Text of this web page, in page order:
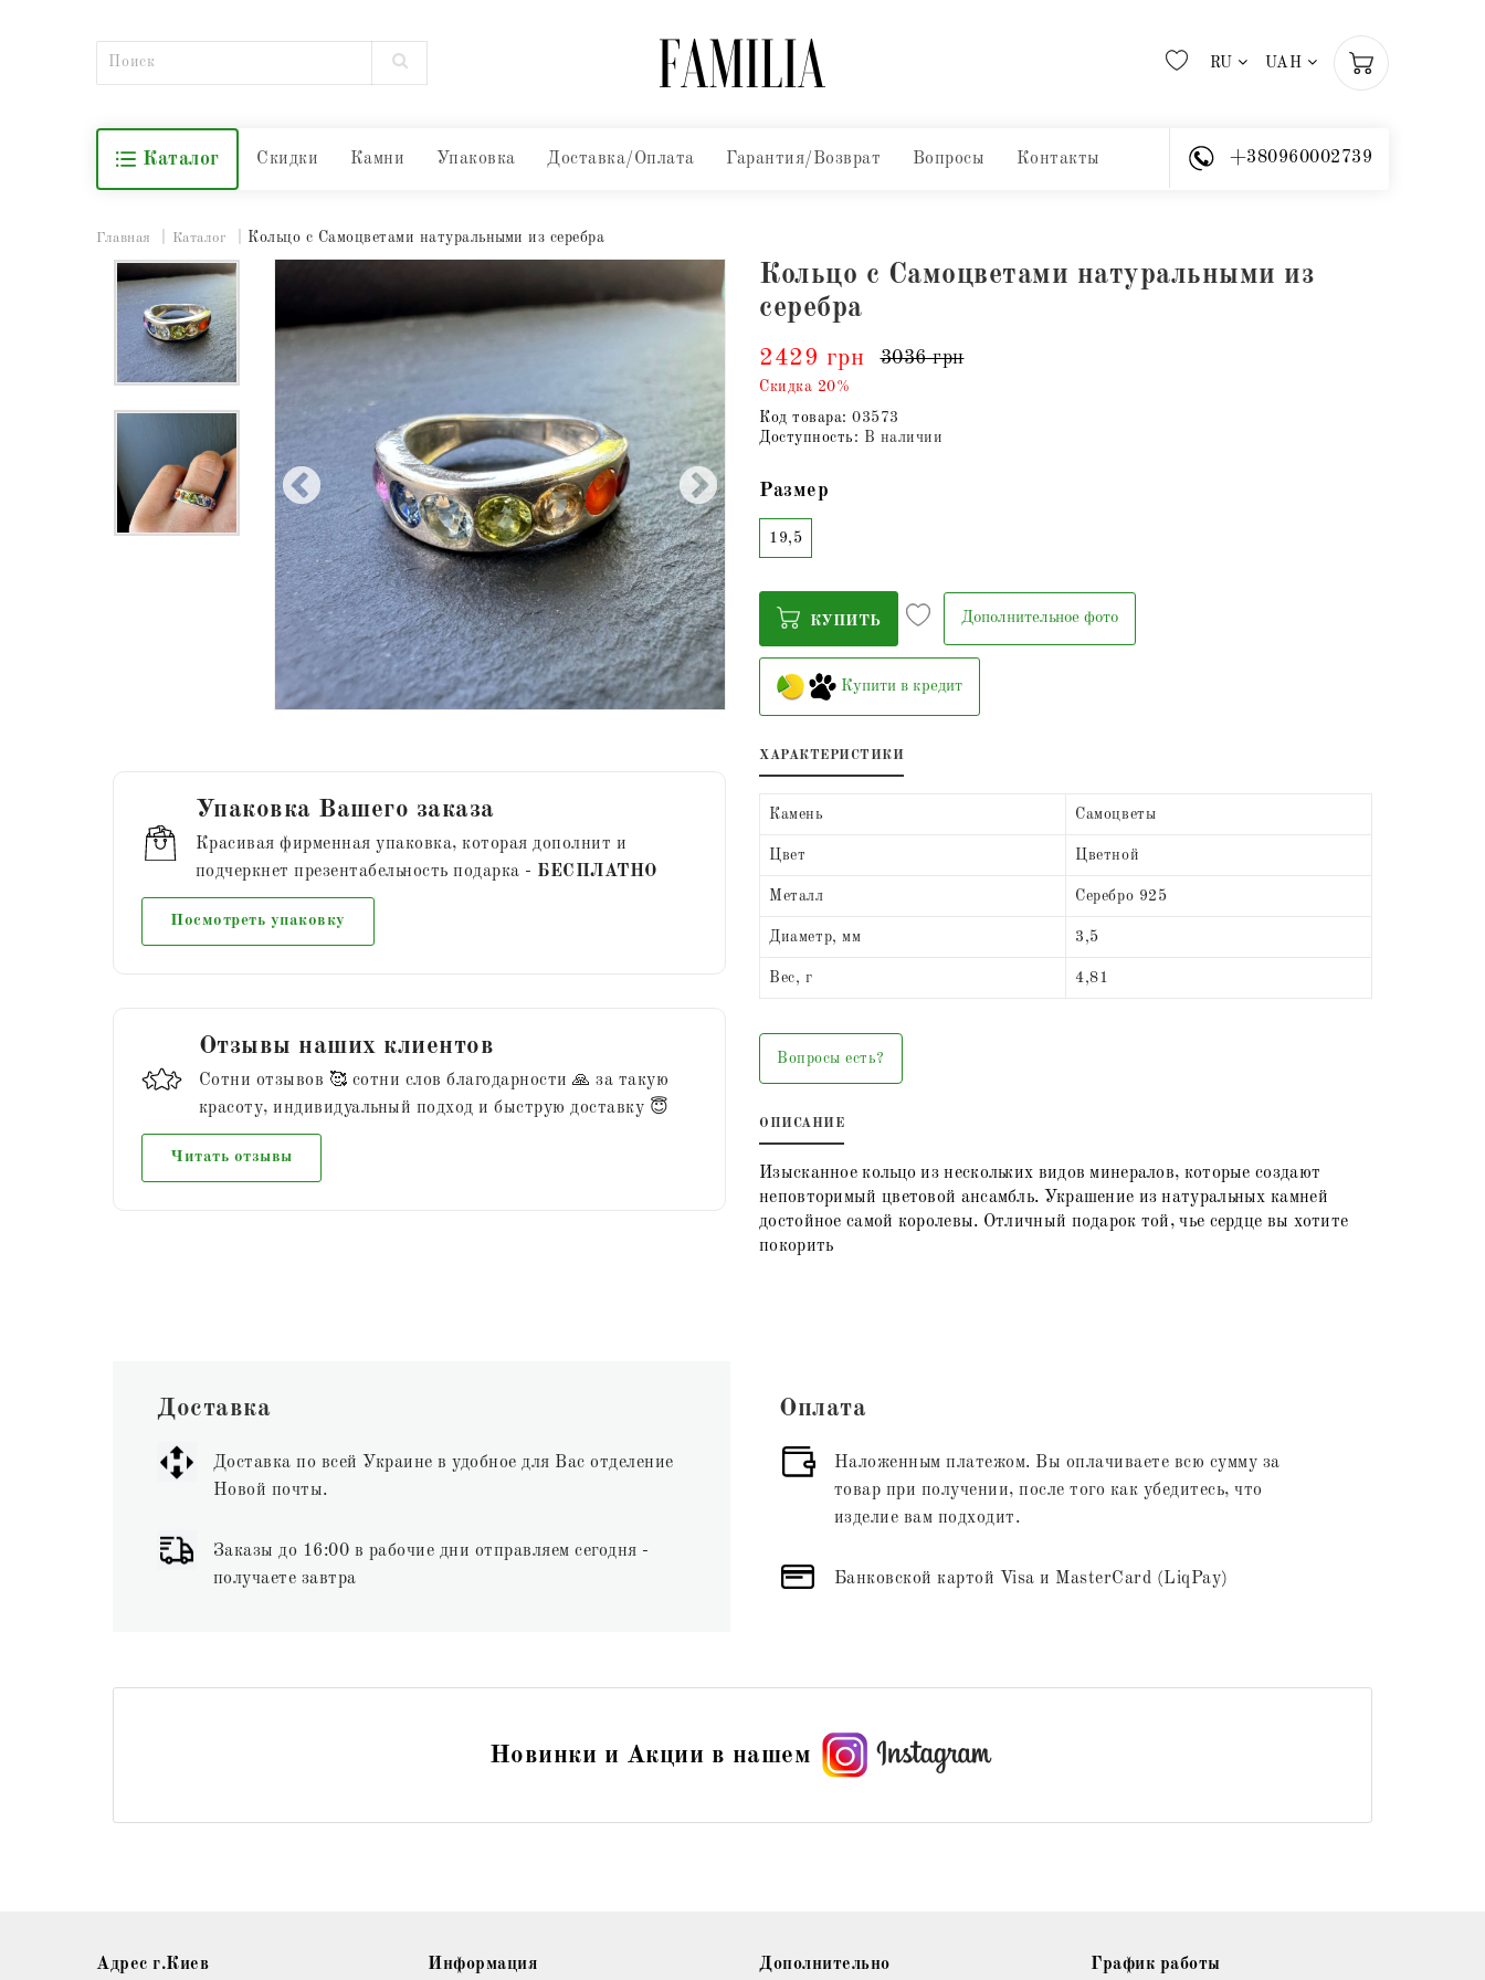
RU UAH
Каталог Скидки Камни Упаковка Доставка/Оплата Гарантия/Возврат Вопросы Контакты +380960002739
Главная Каталог Кольцо с Самоцветами натуральными из серебра
Упаковка Вашего заказа
Красивая фирменная упаковка, которая дополнит и
подчеркнет презентабельность подарка - БЕСПЛАТНО
Посмотреть упаковку
Отзывы наших клиентов
Сотни отзывов 🥰 сотни слов благодарности 🙏 за такую
красоту, индивидуальный подход и быструю доставку 😇
Читать отзывы
Кольцо с Самоцветами натуральными из
серебра
2429 грн 3036 грн
Скидка 20%
Код товара: 03573
Доступность: В наличии
Размер
19,5
КУПИТЬ Дополнительное фото
Купити в кредит
ХАРАКТЕРИСТИКИ
Камень Самоцветы
Цвет Цветной
Металл Серебро 925
Диаметр, мм 3,5
Вес, г 4,81
Вопросы есть?
ОПИСАНИЕ
Изысканное кольцо из нескольких видов минералов, которые создают
неповторимый цветовой ансамбль. Украшение из натуральных камней
достойное самой королевы. Отличный подарок той, чье сердце вы хотите
покорить
Доставка
Доставка по всей Украине в удобное для Вас отделение
Новой почты.
Заказы до 16:00 в рабочие дни отправляем сегодня -
получаете завтра
Оплата
Наложенным платежом. Вы оплачиваете всю сумму за
товар при получении, после того как убедитесь, что
изделие вам подходит.
Банковской картой Visa и MasterCard (LiqPay)
Новинки и Акции в нашем
Адрес г.Киев Информация Дополнительно График работы